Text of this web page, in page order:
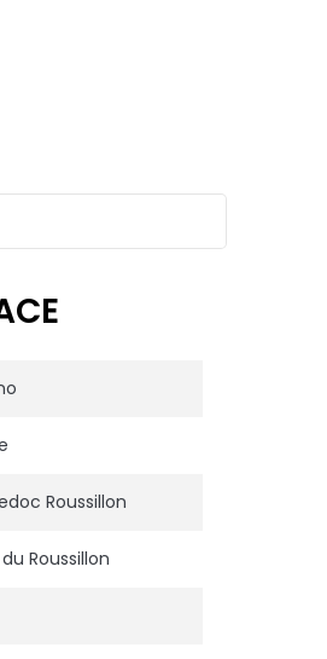
Roussillon
Roussillon